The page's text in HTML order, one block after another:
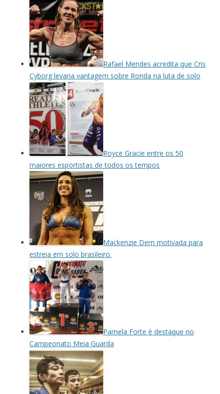
Rafael Mendes acredita que Cris
Cyborg levaria vantagem sobre Ronda na luta de solo
Royce Gracie entre os 50
maiores esportistas de todos os tempos
Mackenzie Dern motivada para
estreia em solo brasileiro.
Pamela Forte é destaque no
Campeonato Meia Guarda